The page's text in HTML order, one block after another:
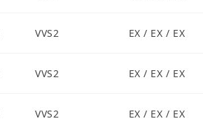
VVS2 EX / EX / EX
VVS2 EX / EX / EX
VVS2 EX / EX / EX